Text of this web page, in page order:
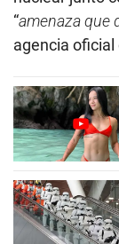
“amenaza que
agencia oficial